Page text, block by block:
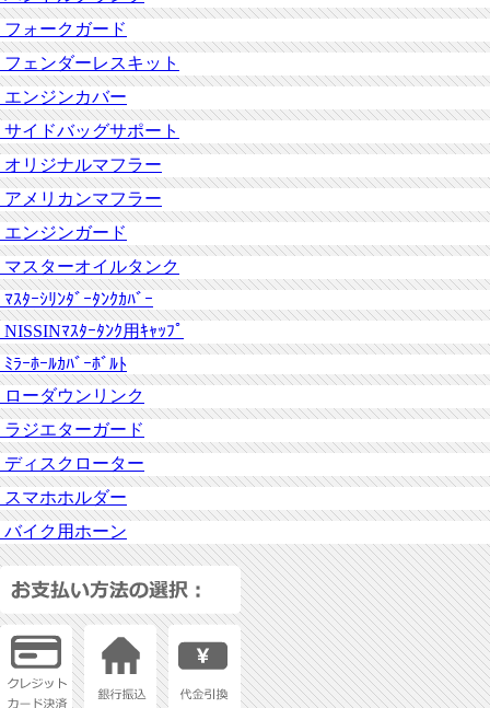
フォークガード
フェンダーレスキット
エンジンカバー
サイドバッグサポート
オリジナルマフラー
アメリカンマフラー
エンジンガード
マスターオイルタンク
ﾏｽﾀｰｼﾘﾝﾀﾞｰﾀﾝｸｶﾊﾞｰ
NISSINﾏｽﾀｰﾀﾝｸ用ｷｬｯﾌﾟ
ﾐﾗｰﾎｰﾙｶﾊﾞｰﾎﾞﾙﾄ
ローダウンリンク
ラジエターガード
ディスクローター
スマホホルダー
バイク用ホーン